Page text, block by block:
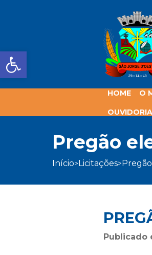
Barra de
HOME O
OUVIDORIA
pregão
início> licitações> pregão
Publicado